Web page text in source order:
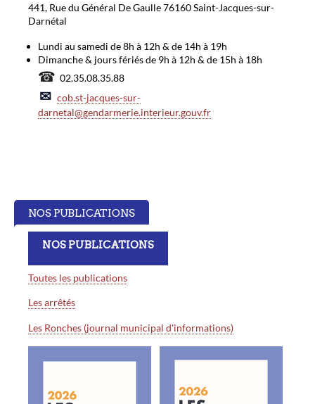
441, Rue du Général De Gaulle 76160 Saint-Jacques-sur-
Darnétal
Lundi au samedi de 8h à 12h & de 14h à 19h
Dimanche & jours fériés de 9h à 12h & de 15h à 18h
☎ 02.35.08.35.88
✉ cob.st-jacques-sur-
darnetal@gendarmerie.interieur.gouv.fr
NOS PUBLICATIONS
NOS PUBLICATIONS
Toutes les publications
Les arrêtés
Les Ronches (journal municipal d'informations)